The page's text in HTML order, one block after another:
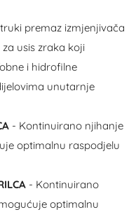
premaz izmjenjivača
usis zraka koji
i hidrofilne
unutarnje
- Kontinuirano njihanje
optimalnu raspodjelu
- Kontinuirano
optimalnu